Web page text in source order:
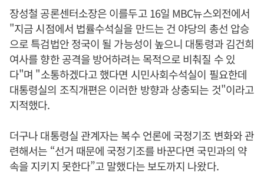
장성철 공론센터소장은 이를두고 16일 MBC뉴스외전에서
"지금 시점에서 법률수석실을 만드는 건 야당의 총선 압승
으로 특검법안 정국이 될 가능성이 높으니 대통령과 김건희
여사를 향한 공격을 방어하려는 목적으로 비춰질 수 있
다"며 "소통하겠다고 했다면 시민사회수석실이 필요한데
대통령실의 조직개편은 이러한 방향과 상충되는 것"이라고
지적했다.
더구나 대통령실 관계자는 복수 언론에 국정기조 변화와 관
련해서는 “선거 때문에 국정기조를 바꾼다면 국민과의 약
속을 지키지 못한다”고 말했다는 보도까지 나왔다.